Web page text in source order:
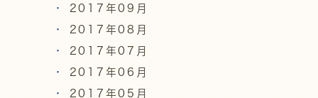
2017年09月
2017年08月
2017年07月
2017年06月
2017年05月